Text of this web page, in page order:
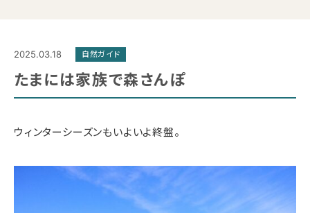
2025.03.18 自然ガイド
たまには家族で森さんぽ
ウィンターシーズンもいよいよ終盤。